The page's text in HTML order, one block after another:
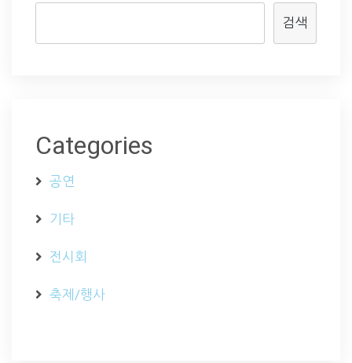
검색
Categories
공연
기타
전시회
축제/행사